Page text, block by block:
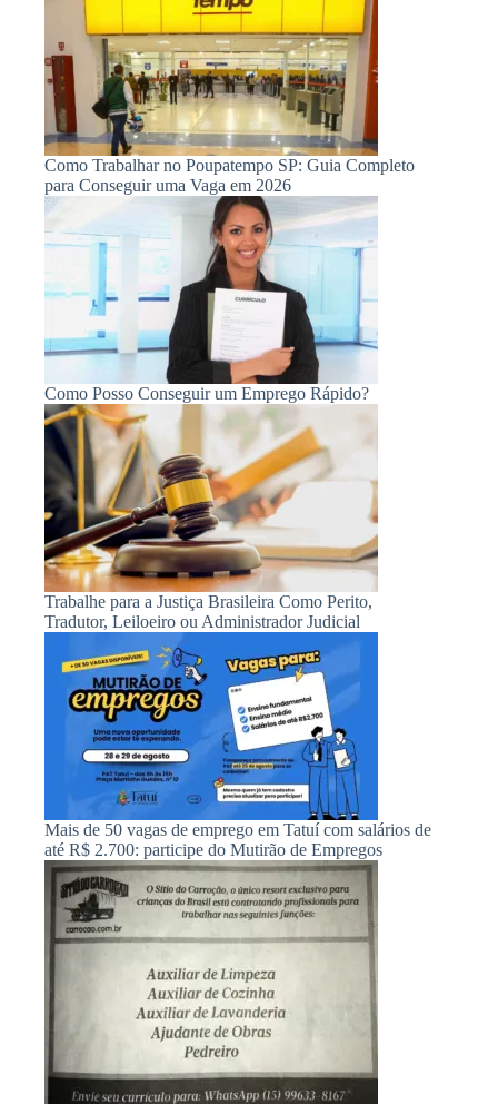
Como Trabalhar no Poupatempo SP: Guia Completo
para Conseguir uma Vaga em 2026
Como Posso Conseguir um Emprego Rápido?
Trabalhe para a Justiça Brasileira Como Perito,
Tradutor, Leiloeiro ou Administrador Judicial
Mais de 50 vagas de emprego em Tatuí com salários de
até R$ 2.700: participe do Mutirão de Empregos